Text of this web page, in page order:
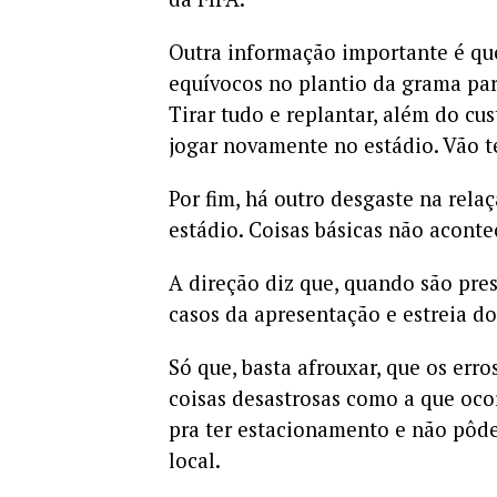
Outra informação importante é
equívocos no plantio da grama
Tirar tudo e replantar, além do
jogar novamente no estádio. Vão
Por fim, há outro desgaste na
estádio. Coisas básicas não
A direção diz que, quando são
casos da apresentação e estreia
Só que, basta afrouxar, que os
coisas desastrosas como a que
pra ter estacionamento e não
local.